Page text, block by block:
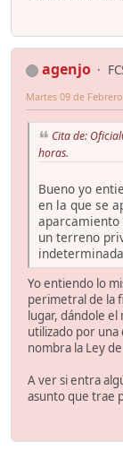
agenjo
Martes 09 de
Cita de:
horas.
Bueno yo
en la que se
aparcamiento
un terreno
Yo entiendo lo
perimetral de la
lugar, dándole
utilizado por
nombra la Ley
A ver si entra
asunto que trae